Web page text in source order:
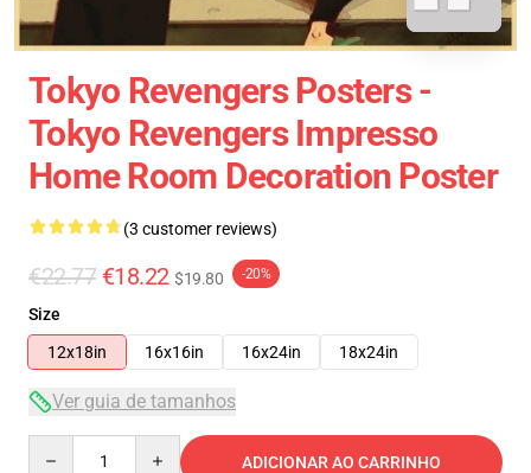
Tokyo Revengers Posters -
Tokyo Revengers Impresso
Home Room Decoration Poster
(3 customer reviews)
€22.77 €18.22 $19.80 -20%
Size
12x18in
16x16in 16x24in 18x24in
Ver guia de tamanhos
ADICIONAR AO CARRINHO